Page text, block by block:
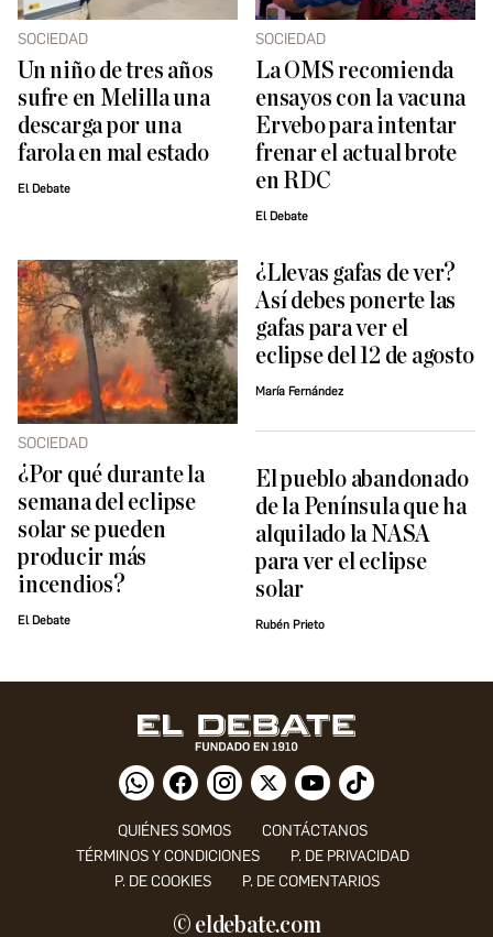
SOCIEDAD
Un niño de tres años
sufre en Melilla una
descarga por una
farola en mal estado
El Debate
SOCIEDAD
La OMS recomienda
ensayos con la vacuna
Ervebo para intentar
frenar el actual brote
en RDC
El Debate
SOCIEDAD
¿Por qué durante la
semana del eclipse
solar se pueden
producir más
incendios?
El Debate
¿Llevas gafas de ver?
Así debes ponerte las
gafas para ver el
eclipse del 12 de agosto
María Fernández
El pueblo abandonado
de la Península que ha
alquilado la NASA
para ver el eclipse
solar
Rubén Prieto
QUIÉNES SOMOS
CONTÁCTANOS
TÉRMINOS Y CONDICIONES
P. DE PRIVACIDAD
P. DE COOKIES
P. DE COMENTARIOS
© eldebate.com